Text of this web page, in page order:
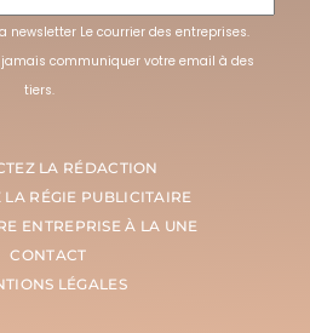
newsletter Le courrier des entreprises.
communiquer votre email à des
tiers.
LA RÉDACTION
LA RÉGIE PUBLICITAIRE
ENTREPRISE À LA UNE
CONTACT
LÉGALES